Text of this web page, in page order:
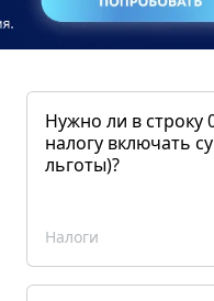
Нужно ли в строку
налогу включать
льготы)?
Налоги